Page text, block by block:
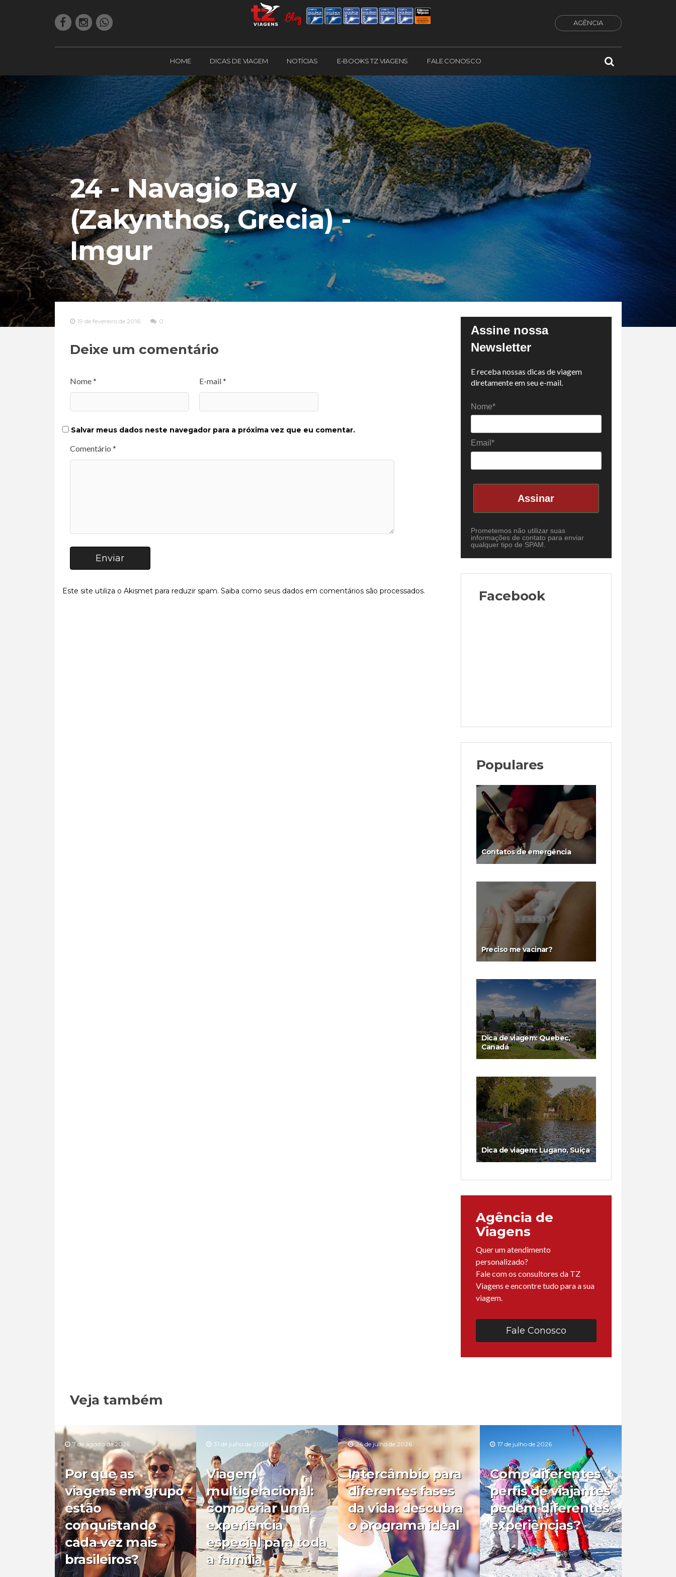
AGÊNCIA
HOME DICAS DE VIAGEM NOTÍCIAS E-BOOKS TZ VIAGENS FALE CONOSCO
24 - Navagio Bay
(Zakynthos, Grecia) -
Imgur
19 de fevereiro de 2016 0
Deixe um comentário
Nome * E-mail *
Salvar meus dados neste navegador para a próxima vez que eu comentar.
Comentário *
Enviar
Este site utiliza o Akismet para reduzir spam. Saiba como seus dados em comentários são processados.
Assine nossa
Newsletter
E receba nossas dicas de viagem
diretamente em seu e-mail.
Nome*
Email*
Assinar
Prometemos não utilizar suas
informações de contato para enviar
qualquer tipo de SPAM.
Facebook
Populares
Contatos de emergência
Preciso me vacinar?
Dica de viagem: Quebec,
Canadá
Dica de viagem: Lugano, Suíça
Agência de
Viagens
Quer um atendimento
personalizado?
Fale com os consultores da TZ
Viagens e encontre tudo para a sua
viagem.
Fale Conosco
Veja também
7 de agosto de 2026
Por que as
viagens em grupo
estão
conquistando
cada vez mais
brasileiros?
31 de julho de 2026
Viagem
multigeracional:
como criar uma
experiência
especial para toda
a família
24 de julho de 2026
Intercâmbio para
diferentes fases
da vida: descubra
o programa ideal
17 de julho de 2026
Como diferentes
perfis de viajantes
pedem diferentes
experiências?